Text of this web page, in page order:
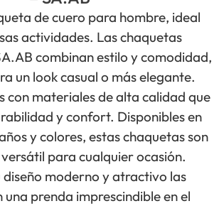
de cuero para hombre, ideal
actividades. Las chaquetas
combinan estilo y comodidad,
un look casual o más elegante.
con materiales de alta calidad que
y confort. Disponibles en
y colores, estas chaquetas son
para cualquier ocasión.
diseño moderno y atractivo las
prenda imprescindible en el